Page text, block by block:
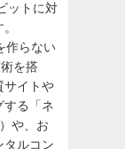
ットに対
作らない
を搭
サイトや
する「ネ
や、お
タルコン